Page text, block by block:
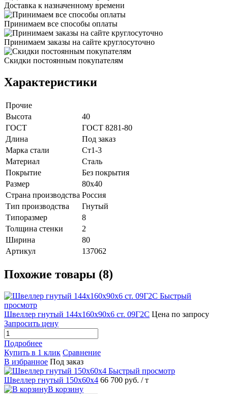
Доставка к назначенному времени
Принимаем все способы оплаты
Принимаем заказы на сайте круглосуточно
Скидки постоянным покупателям
Характеристики
Прочие
Высота
40
ГОСТ
ГОСТ 8281-80
Длина
Под заказ
Марка стали
Ст1-3
Материал
Сталь
Покрытие
Без покрытия
Размер
80х40
Страна производства Россия
Тип производства
Гнутый
Типоразмер
8
Толщина стенки
2
Ширина
80
Артикул
137062
Похожие товары (8)
Быстрый
просмотр
Швеллер гнутый 144х160х90х6 ст. 09Г2С Цена по запросу
Запросить цену
Подробнее
Купить в 1 клик Сравнение
В избранное Под заказ
Быстрый просмотр
Швеллер гнутый 150х60х4 66 700 руб. / т
В корзину